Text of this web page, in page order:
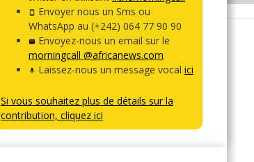
Envoyer nous un Sms ou
WhatsApp au (+242) 064 77 90 90
Envoyez-nous un email sur le
morningcall @africanews.com
Laissez-nous un message vocal ici
Si vous souhaitez plus de détails sur la
contribution, cliquez ici